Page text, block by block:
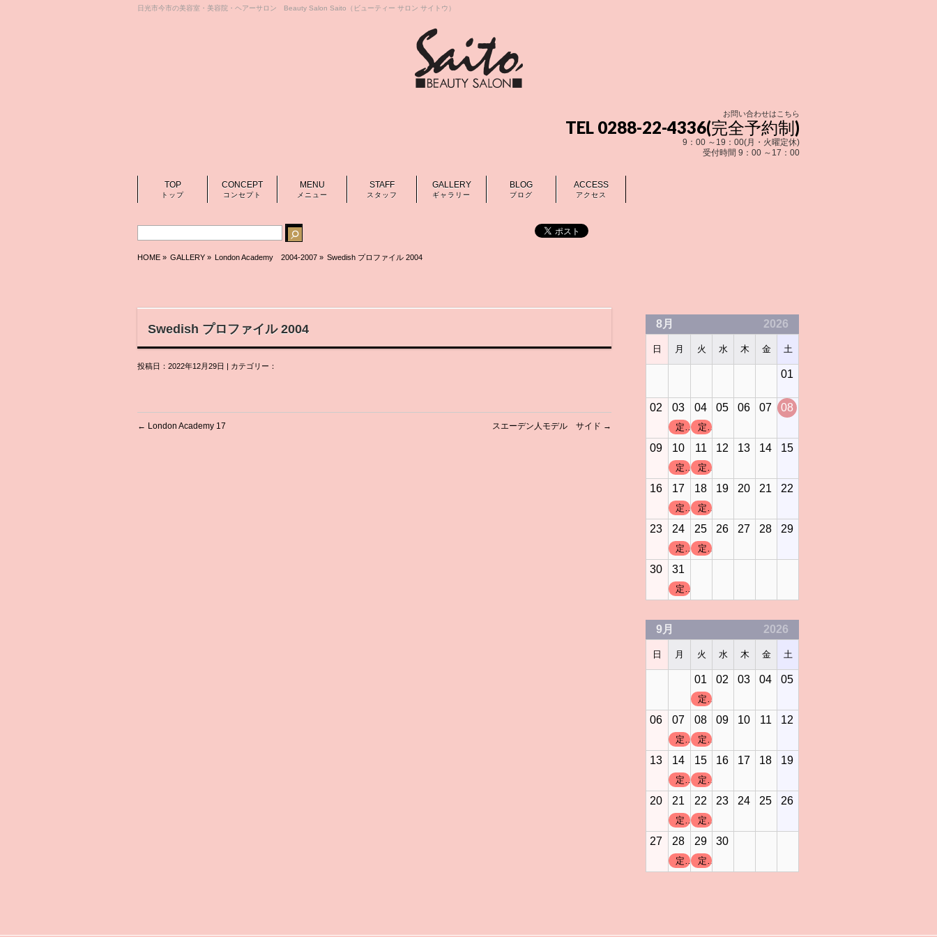
日光市今市の美容室・美容院・ヘアーサロン Beauty Salon Saito（ビューティー サロン サイトウ）
お問い合わせはこちら
TEL 0288-22-4336(完全予約制)
9：00 ～19：00(月・火曜定休)
受付時間 9：00 ～17：00
TOP
トップ
CONCEPT
コンセプト
MENU
メニュー
STAFF
スタッフ
GALLERY
ギャラリー
BLOG
ブログ
ACCESS
アクセス
HOME » GALLERY » London Academy 2004-2007 » Swedish プロファイル 2004
Swedish プロファイル 2004
投稿日：2022年12月29日 | カテゴリー：
← London Academy 17 スエーデン人モデル サイド →
8月 2026
日 月 火 水 木 金 土
01
02 03
定休日
04
定休日
05 06 07 08
09 10
定休日
11
定休日
12 13 14 15
16 17
定休日
18
定休日
19 20 21 22
23 24
定休日
25
定休日
26 27 28 29
30 31
定休日
9月 2026
日 月 火 水 木 金 土
01
定休日
02 03 04 05
06 07
定休日
08
定休日
09 10 11 12
13 14
定休日
15
定休日
16 17 18 19
20 21
定休日
22
定休日
23 24 25 26
27 28
定休日
29
定休日
30